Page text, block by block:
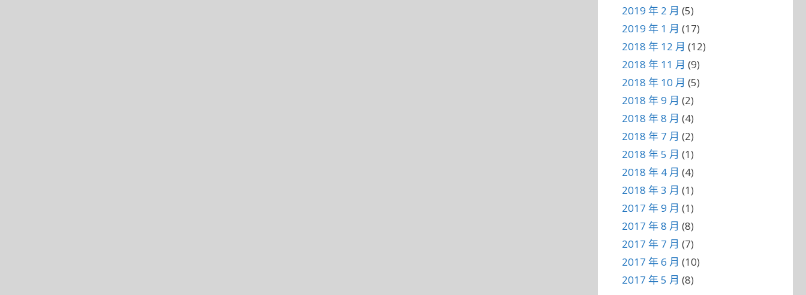
2019 年 2 月 (5)
2019 年 1 月 (17)
2018 年 12 月 (12)
2018 年 11 月 (9)
2018 年 10 月 (5)
2018 年 9 月 (2)
2018 年 8 月 (4)
2018 年 7 月 (2)
2018 年 5 月 (1)
2018 年 4 月 (4)
2018 年 3 月 (1)
2017 年 9 月 (1)
2017 年 8 月 (8)
2017 年 7 月 (7)
2017 年 6 月 (10)
2017 年 5 月 (8)